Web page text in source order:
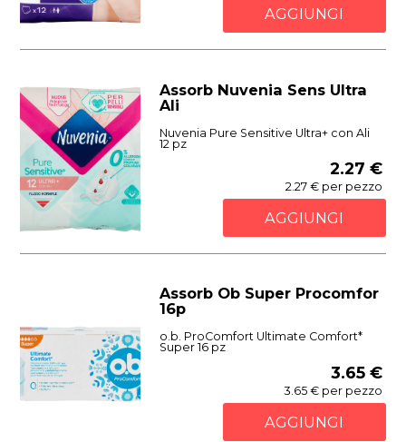
AGGIUNGI
Assorb Nuvenia Sens Ultra
Ali
Nuvenia Pure Sensitive Ultra+ con Ali
12 pz
2.27 €
2.27 € per pezzo
AGGIUNGI
Assorb Ob Super Procomfor
16p
o.b. ProComfort Ultimate Comfort*
Super 16 pz
3.65 €
3.65 € per pezzo
AGGIUNGI